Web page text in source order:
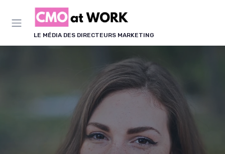
LE MÉDIA DES DIRECTEURS MARKETING
Panneau de gestion des cookies